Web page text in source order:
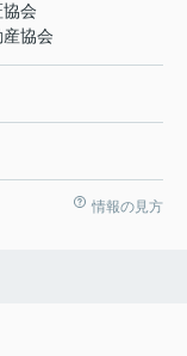
会
協会
情報の見方